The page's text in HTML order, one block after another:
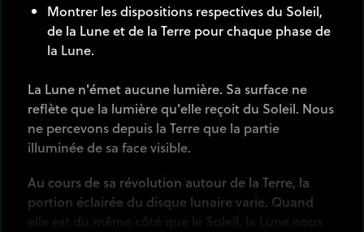
Montrer les dispositions respectives du Soleil,
de la Lune et de la Terre pour chaque phase de
la Lune.
La Lune n'émet aucune lumière. Sa surface ne
reflète que la lumière qu'elle reçoit du Soleil. Nous
ne percevons depuis la Terre que la partie
illuminée de sa face visible.
Au cours de sa révolution autour de la Terre, la
portion éclairée du disque lunaire varie. Quand
elle est du même côté que le Soleil, la Lune nous